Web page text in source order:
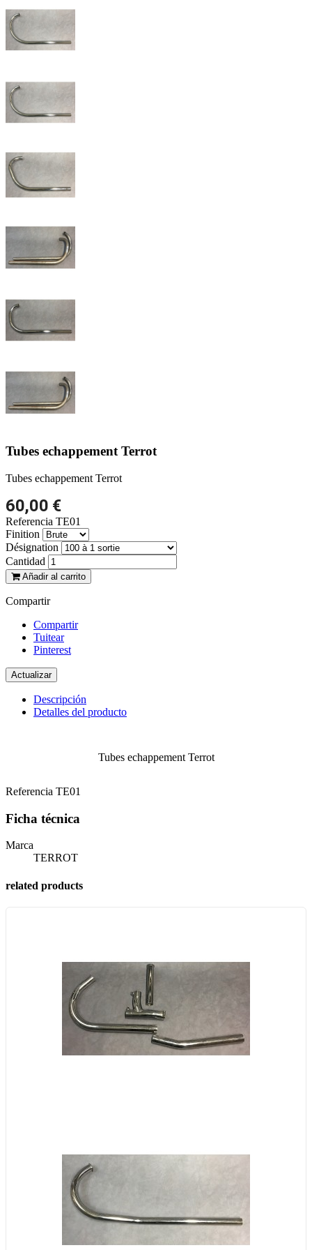
Tubes echappement Terrot
Tubes echappement Terrot
60,00 €
Referencia TE01
Finition
Désignation
Cantidad
Añadir al carrito
Compartir
Compartir
Tuitear
Pinterest
Descripción
Detalles del producto
Tubes echappement Terrot
Referencia TE01
Ficha técnica
Marca
TERROT
related products